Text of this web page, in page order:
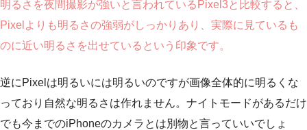
明るさを夜間撮影が強いと言われているPixel3と比較すると、
Pixelよりも明るさの強弱がしっかりあり、実際に見ているも
のに近い明るさを出せているという印象です。
逆にPixelは明るいには明るいのですが画像全体的に明るくな
っており自然な明るさは作れません。ナイトモードがあるだけ
でも今までのiPhoneのカメラとは別物と言っていいでしょ